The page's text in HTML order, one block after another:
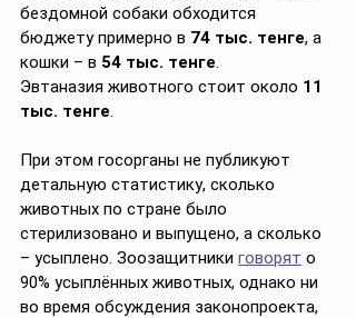
бездомной собаки обходится
бюджету примерно в 74 тыс. тенге, а
кошки – в 54 тыс. тенге.
Эвтаназия животного стоит около 11
тыс. тенге.
При этом госорганы не публикуют
детальную статистику, сколько
животных по стране было
стерилизовано и выпущено, а сколько
– усыплено. Зоозащитники говорят о
90% усыплённых животных, однако ни
во время обсуждения законопроекта,